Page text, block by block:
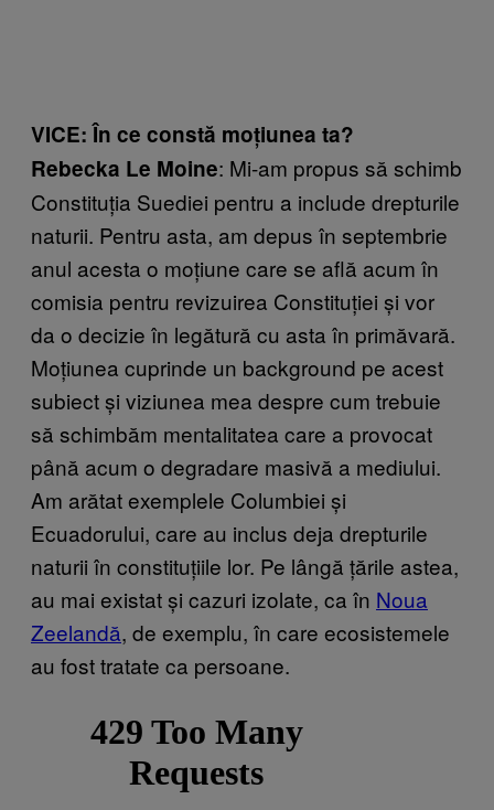
VICE: În ce constă moțiunea ta?
Rebecka Le Moine: Mi-am propus să schimb
Constituția Suediei pentru a include drepturile
naturii. Pentru asta, am depus în septembrie
anul acesta o moțiune care se află acum în
comisia pentru revizuirea Constituției și vor
da o decizie în legătură cu asta în primăvară.
Moțiunea cuprinde un background pe acest
subiect și viziunea mea despre cum trebuie
să schimbăm mentalitatea care a provocat
până acum o degradare masivă a mediului.
Am arătat exemplele Columbiei și
Ecuadorului, care au inclus deja drepturile
naturii în constituțiile lor. Pe lângă țările astea,
au mai existat și cazuri izolate, ca în Noua
Zeelandă, de exemplu, în care ecosistemele
au fost tratate ca persoane.